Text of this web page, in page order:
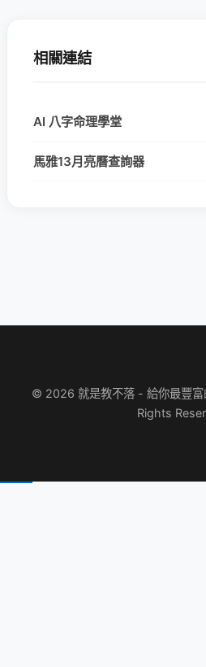
相關連結
AI 八字命理學堂
馬雅13月亮曆查詢器
© 2026 就是教不落 - 給你最豐富
Rights